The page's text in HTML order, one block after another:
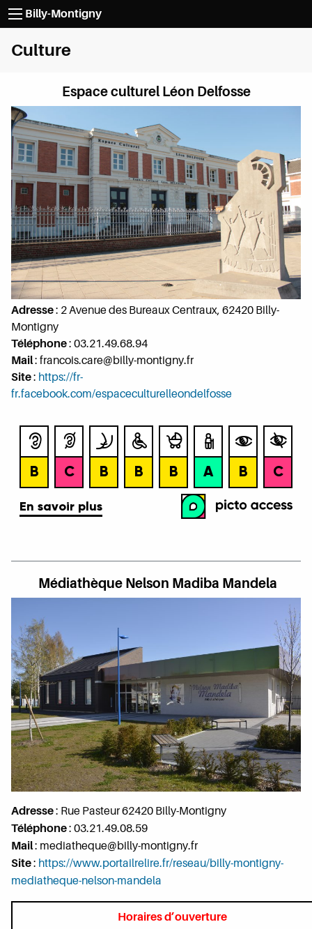
Passer au contenu
Billy-Montigny
Culture
Espace culturel Léon Delfosse
Adresse: 2 Avenue des Bureaux Centraux, 62420 Billy-
Montigny
Téléphone: 03.21.49.68.94
Mail: francois.care@billy-montigny.fr
Site: https://fr-
fr.facebook.com/espaceculturelleondelfosse
Médiathèque Nelson Madiba Mandela
Adresse: Rue Pasteur 62420 Billy-Montigny
Téléphone: 03.21.49.08.59
Mail: mediatheque@billy-montigny.fr
Site: https://www.portailrelire.fr/reseau/billy-montigny-
mediatheque-nelson-mandela
Horaires d’ouverture